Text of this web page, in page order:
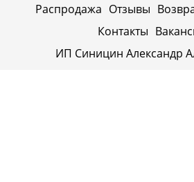
Распродажа Отзывы
Контакты
ИП Синицин Александр